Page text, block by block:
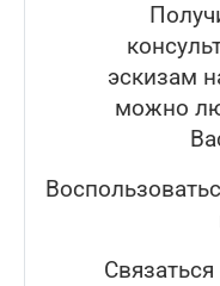
эскизам
можно